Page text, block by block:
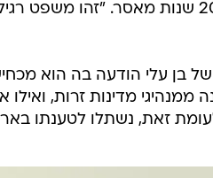
הצפוי לו אם יורשע בעבירות אלו הוא 20 שנות
בן עלי הודעה בה הוא
ממנהיגי מדינות זרות,
זאת, נשתלו לטענתו